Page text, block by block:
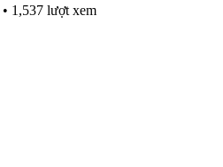
• 1,537 lượt xem